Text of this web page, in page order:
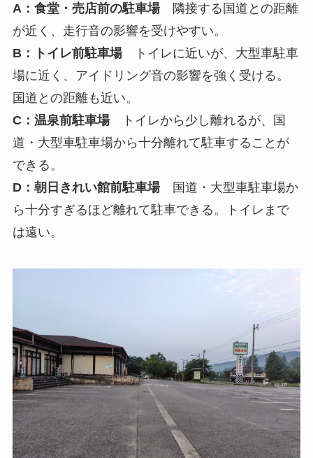
A：食堂・売店前の駐車場隣接する国道との距離
が近く、走行音の影響を受けやすい。
B：トイレ前駐車場トイレに近いが、大型車駐車
場に近く、アイドリング音の影響を強く受ける。
国道との距離も近い。
C：温泉前駐車場トイレから少し離れるが、国
道・大型車駐車場から十分離れて駐車することが
できる。
D：朝日きれい館前駐車場国道・大型車駐車場か
ら十分すぎるほど離れて駐車できる。トイレまで
は遠い。